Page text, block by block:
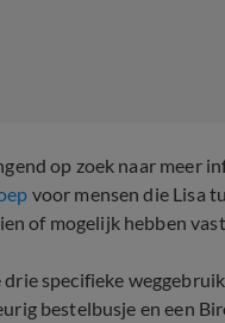
op zoek naar meer
voor mensen die Lisa
of mogelijk hebben
specifieke
bestelbusje en een